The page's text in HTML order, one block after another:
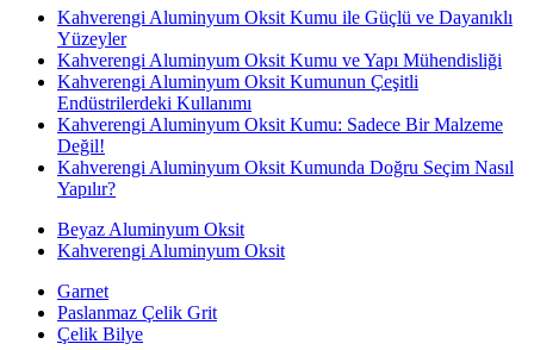
Kahverengi Aluminyum Oksit Kumu ile Güçlü ve Dayanıklı
Yüzeyler
Kahverengi Aluminyum Oksit Kumu ve Yapı Mühendisliği
Kahverengi Aluminyum Oksit Kumunun Çeşitli
Endüstrilerdeki Kullanımı
Kahverengi Aluminyum Oksit Kumu: Sadece Bir Malzeme
Değil!
Kahverengi Aluminyum Oksit Kumunda Doğru Seçim Nasıl
Yapılır?
Beyaz Aluminyum Oksit
Kahverengi Aluminyum Oksit
Garnet
Paslanmaz Çelik Grit
Çelik Bilye